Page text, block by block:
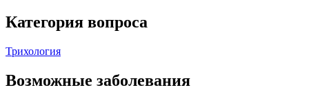
Категория вопроса
Трихология
Возможные заболевания